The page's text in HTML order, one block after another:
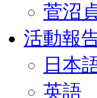
菅沼
活動報
日本
英語